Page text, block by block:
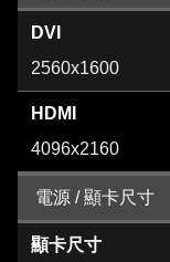
DVI
2560x1600
HDMI
4096x2160
電源 / 顯卡尺寸
顯卡尺寸